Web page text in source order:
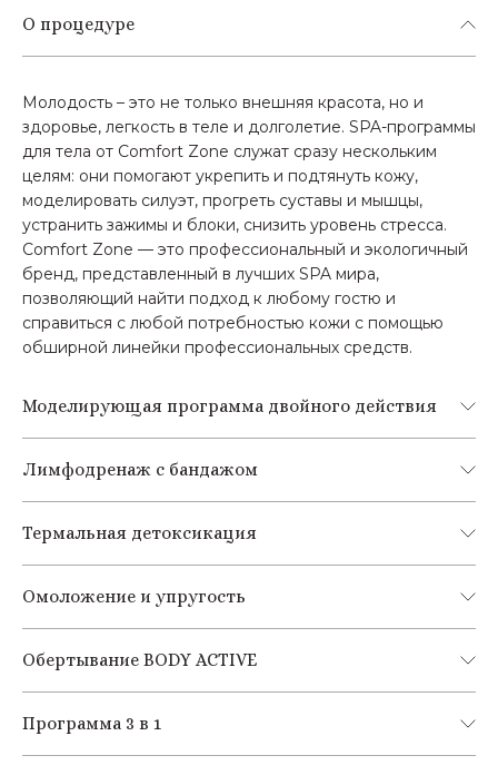
О процедуре
Молодость – это не только внешняя красота, но и
здоровье, легкость в теле и долголетие. SPA-программы
для тела от Comfort Zone служат сразу нескольким
целям: они помогают укрепить и подтянуть кожу,
моделировать силуэт, прогреть суставы и мышцы,
устранить зажимы и блоки, снизить уровень стресса.
Comfort Zone — это профессиональный и экологичный
бренд, представленный в лучших SPA мира,
позволяющий найти подход к любому гостю и
справиться с любой потребностью кожи с помощью
обширной линейки профессиональных средств.
Моделирующая программа двойного действия
Лимфодренаж с бандажом
Термальная детоксикация
Омоложение и упругость
Обертывание BODY ACTIVE
Программа 3 в 1